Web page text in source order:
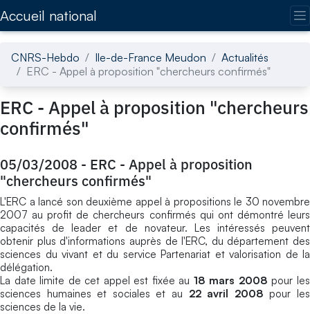
Accueil national
CNRS-Hebdo Ile-de-France Meudon
Actualités
ERC - Appel à proposition "chercheurs confirmés"
ERC - Appel à proposition "chercheurs
confirmés"
05/03/2008 - ERC - Appel à proposition
"chercheurs confirmés"
L'ERC a lancé son deuxième appel à propositions le 30 novembre
2007 au profit de chercheurs confirmés qui ont démontré leurs
capacités de leader et de novateur. Les intéressés peuvent
obtenir plus d'informations auprès de l'ERC, du département des
sciences du vivant et du service Partenariat et valorisation de la
délégation.
La date limite de cet appel est fixée au 18 mars 2008 pour les
sciences humaines et sociales et au 22 avril 2008 pour les
sciences de la vie.